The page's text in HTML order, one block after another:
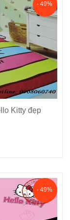
- 49%
Kitty đẹp
- 49%